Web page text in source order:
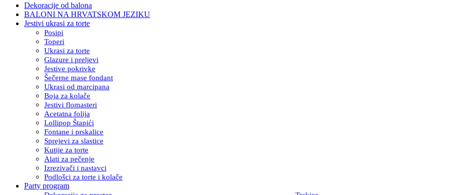
Dekoracije od balona
BALONI NA HRVATSKOM JEZIKU
Jestivi ukrasi za torte
Posipi
Toperi
Ukrasi za torte
Glazure i preljevi
Jestive pokrivke
Šečerne mase fondant
Ukrasi od marcipana
Boja za kolače
Jestivi flomasteri
Acetatna folija
Lollipop Štapići
Fontane i prskalice
Sprejevi za slastice
Kutije za torte
Alati za pečenje
Izrezivači i nastavci
Podlošci za torte i kolače
Party program